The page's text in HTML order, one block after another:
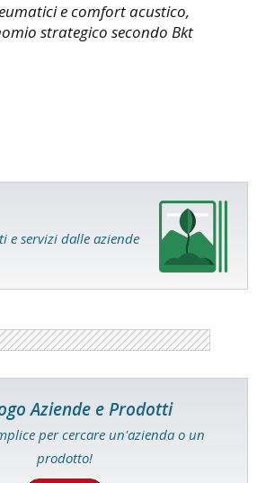
e comfort acustico,
strategico secondo Bkt
e servizi dalle aziende
Aziende e Prodotti
per cercare un'azienda o un
prodotto!